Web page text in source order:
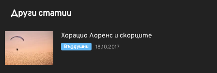
Други статии
Хорацио Лоренс и скорците
Въздушни 18.10.2017